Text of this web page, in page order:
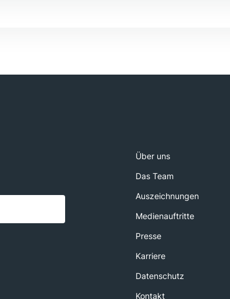
Über uns
Das Team
Auszeichnungen
Medienauftritte
Presse
Karriere
Datenschutz
Kontakt